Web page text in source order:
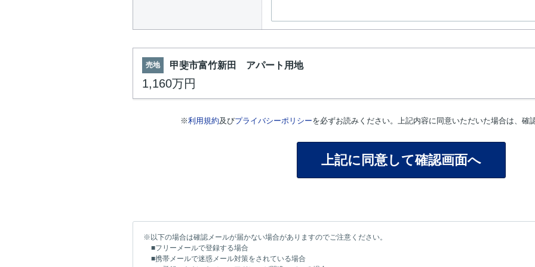
売地 甲斐市富竹新田 アパート用地
1,160万円
※利用規約及びプライバシーポリシーを必ずお読みください。上記内容に同意いただいた場合は、確
※以下の場合は確認メールが届かない場合がありますのでご注意ください。
■フリーメールで登録する場合
■携帯メールで迷惑メール対策をされている場合